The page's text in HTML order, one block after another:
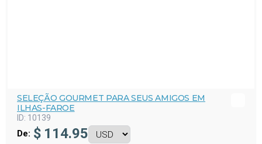
SELEÇÃO GOURMET PARA SEUS AMIGOS EM
ILHAS-FAROE
ID: 10139
De: $ 114.95